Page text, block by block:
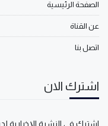
الصفحة الرئيسية
عن القناة
اتصل بنا
اشترك الان
اشترك في النشرة الإخبارية